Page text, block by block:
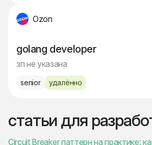
Ozon
golang developer
зп не указана
senior удалённо
статьи для
Circuit Breaker паттерн на практике: